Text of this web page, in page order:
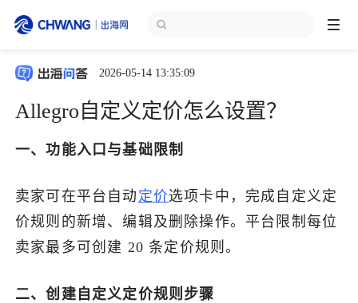
跨境展会
跨境报告
出海导航
2026-05-14 13:35:09
Allegro自定义定价怎么设置？
一、功能入口与基础限制
卖家可在平台自动 定价选项卡中，完成自定义定
价规则的新增、编辑及删除操作。平台限制每位
卖家最多可创建 20 条定价规则。
二、创建自定义定价规则步骤